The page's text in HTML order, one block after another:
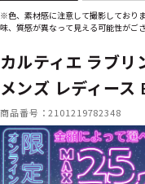
※色、素材感に注意して撮影しており
味、質感が異なって見える可能性がござ
カルティエ ラブリ
メンズ レディー
商品番号：2101219782348